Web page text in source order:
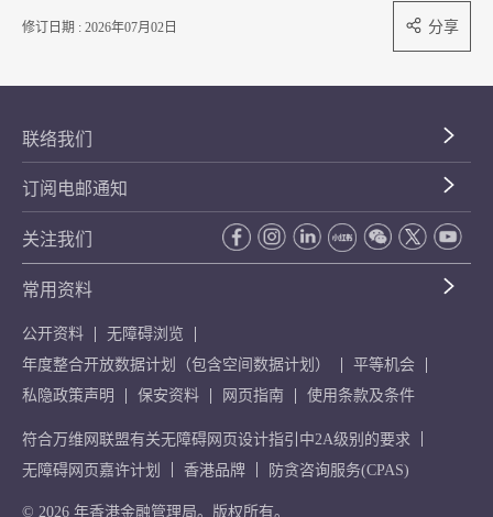
修订日期 : 2026年07月02日 分享
联络我们
订阅电邮通知
关注我们
常用资料
公开资料
无障碍浏览
年度整合开放数据计划（包含空间数据计划）
平等机会
私隐政策声明
保安资料 网页指南 使用条款及条件
符合万维网联盟有关无障碍网页设计指引中2A级别的要求
无障碍网页嘉许计划
香港品牌 防贪咨询服务(CPAS)
© 2026 年香港金融管理局。版权所有。